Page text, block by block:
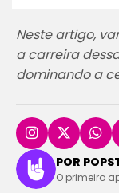
Neste artigo,
a carreira
dominando a
POR
O primeiro